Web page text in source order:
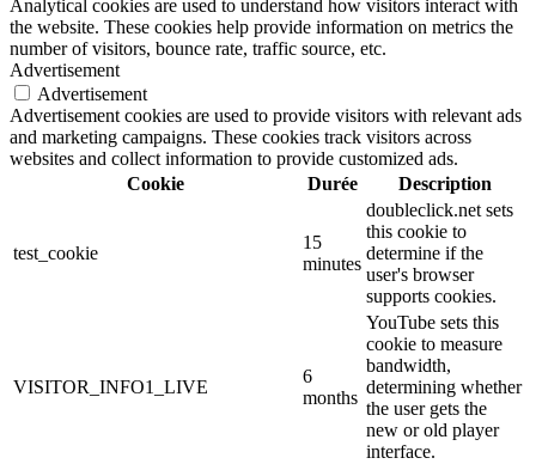
Analytical cookies are used to understand how visitors interact with
the website. These cookies help provide information on metrics the
number of visitors, bounce rate, traffic source, etc.
Advertisement
Advertisement
Advertisement cookies are used to provide visitors with relevant ads
and marketing campaigns. These cookies track visitors across
websites and collect information to provide customized ads.
Cookie
Durée Description
test_cookie
15
minutes
doubleclick.net sets
this cookie to
determine if the
user's browser
supports cookies.
VISITOR_INFO1_LIVE
6
months
YouTube sets this
cookie to measure
bandwidth,
determining whether
the user gets the
new or old player
interface.